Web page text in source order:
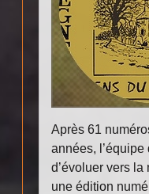
Après 61
années,
d’évoluer vers
une édition